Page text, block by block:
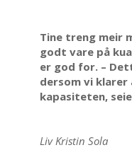
Tine treng meir
godt vare på
er god for. –
dersom vi
kapasiteten,
Liv Kristin Sola